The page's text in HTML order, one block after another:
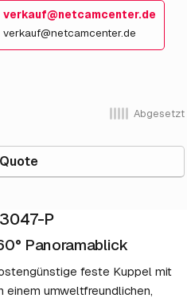
verkauf@netcamcenter.de
verkauf@netcamcenter.de
Abgesetzt
P
Panoramablick
feste Kuppel mit
umweltfreundlichen,